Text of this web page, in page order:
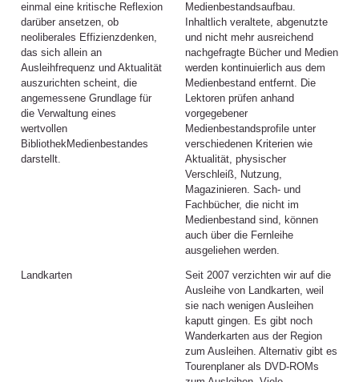
einmal eine kritische Reflexion
darüber ansetzen, ob
neoliberales Effizienzdenken,
das sich allein an
Ausleihfrequenz und Aktualität
auszurichten scheint, die
angemessene Grundlage für
die Verwaltung eines
wertvollen
BibliothekMedienbestandes
darstellt.
Medienbestandsaufbau.
Inhaltlich veraltete, abgenutzte
und nicht mehr ausreichend
nachgefragte Bücher und Medien
werden kontinuierlich aus dem
Medienbestand entfernt. Die
Lektoren prüfen anhand
vorgegebener
Medienbestandsprofile unter
verschiedenen Kriterien wie
Aktualität, physischer
Verschleiß, Nutzung,
Magazinieren. Sach- und
Fachbücher, die nicht im
Medienbestand sind, können
auch über die Fernleihe
ausgeliehen werden.
Landkarten
Seit 2007 verzichten wir auf die
Ausleihe von Landkarten, weil
sie nach wenigen Ausleihen
kaputt gingen. Es gibt noch
Wanderkarten aus der Region
zum Ausleihen. Alternativ gibt es
Tourenplaner als DVD-ROMs